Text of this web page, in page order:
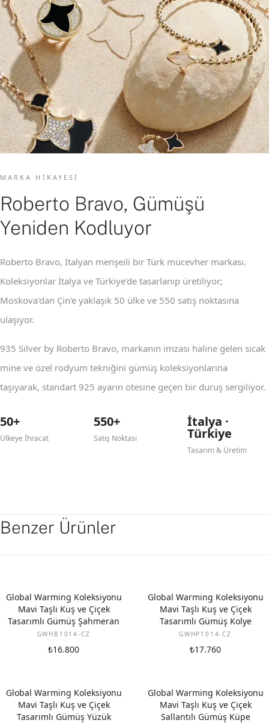
MARKA HIKAYESI
Roberto Bravo, Gümüşü
Yeniden Kodluyor
Roberto Bravo, İtalyan menşeili bir Türk mücevher markası.
Koleksiyonlar İtalya ve Türkiye'de tasarlanıp üretiliyor;
Moskova'dan Çin'e yaklaşık 50 ülke ve 550 satış noktasına
ulaşıyor.
935 Silver by Roberto Bravo, markanın imzası haline gelen sıcak
mine ve özel rodyum tekniğini gümüş koleksiyonlarına
taşıyarak, standart 925 ayarın ötesine geçen bir duruş sergiliyor.
50+
Ülkeye İhracat
550+
Satış Noktası
İtalya ·
Türkiye
Tasarım & Üretim
Benzer Ürünler
Global Warming Koleksiyonu
Mavi Taşlı Kuş ve Çiçek
Tasarımlı Gümüş Şahmeran
GWHB1014-CZ
₺16.800
Global Warming Koleksiyonu
Mavi Taşlı Kuş ve Çiçek
Tasarımlı Gümüş Kolye
GWHP1014-CZ
₺17.760
Global Warming Koleksiyonu
Mavi Taşlı Kuş ve Çiçek
Tasarımlı Gümüş Yüzük
Global Warming Koleksiyonu
Mavi Taşlı Kuş ve Çiçek
Sallantılı Gümüş Küpe